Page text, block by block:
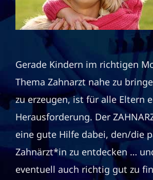
Gerade Kindern im richtigen
Thema Zahnarzt nahe zu
zu erzeugen, ist für alle Eltern
Herausforderung. Der
eine gute Hilfe dabei, den/die
Zahnärzt*in zu entdecken …
eventuell auch richtig gut zu